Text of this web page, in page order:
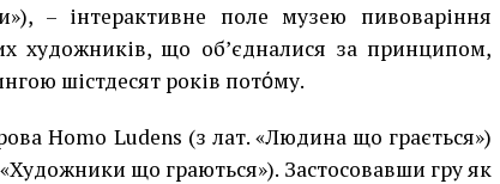
), – інтерактивне поле музею пивоваріння
художників, що об’єдналися за принципом,
шістдесят років потόму.
Homo Ludens (з лат. «Людина що грається»)
що граються»). Застосовавши гру як